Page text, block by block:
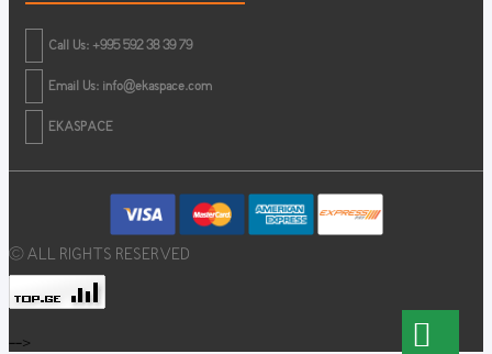
Call Us: +995 592 38 39 79
Email Us: info@ekaspace.com
EKASPACE
© ALL RIGHTS RESERVED
-->